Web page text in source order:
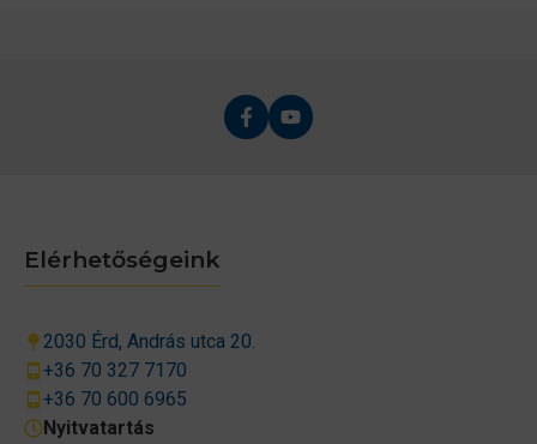
Elérhetőségeink
2030 Érd, András utca 20.
+36 70 327 7170
+36 70 600 6965
Nyitvatartás